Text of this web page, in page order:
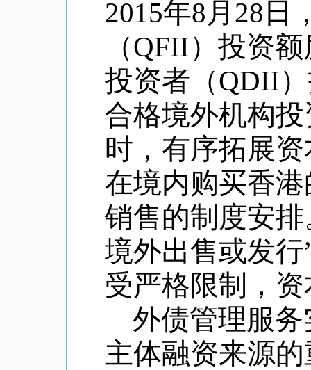
2015年8月28日
（QFII）投资
投资者（QDII
合格境外机构
时，有序拓展
在境内购买香
销售的制度安
境外出售或发
受严格限制，
外债管理服务
主体融资来源